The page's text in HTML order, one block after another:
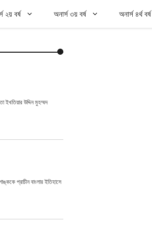
২য় বর্ষ অনার্স ৩য় বর্ষ অনার্স ৪র্থ বর্ষ
ইখতিয়ার উদ্দিন মুহম্মদ
প্রাচীন বাংলার ইতিহাসে